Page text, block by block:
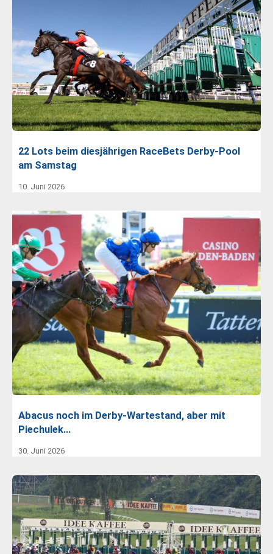
22 Lots beim diesjährigen RaceBets Derby-Pool
am Samstag
10. Juni 2026
Abacus noch im Derby-Wartestand, aber mit
Piechulek…
30. Juni 2026